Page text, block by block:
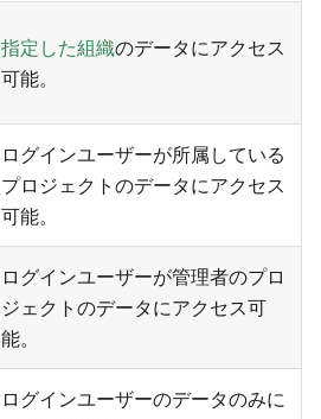
指定した組織のデータにアクセス
可能。
ログインユーザーが所属している
プロジェクトのデータにアクセス
可能。
ログインユーザーが管理者のプロ
ジェクトのデータにアクセス可
能。
ログインユーザーのデータのみに